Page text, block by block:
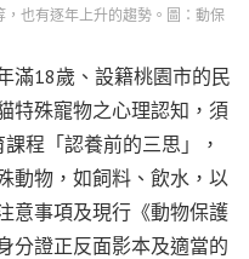
也有逐年上升的趨勢。圖：動保
滿18歲、設籍桃園市的民
特殊寵物之心理認知，須
程「認養前的三思」，
動物，如飼料、飲水，以
意事項及現行《動物保護
分證正反面影本及適當的